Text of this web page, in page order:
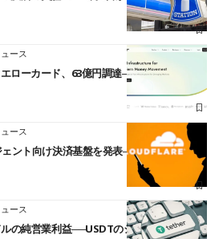
ース
ローカード、63億円調達──ソニーやスタン
ース
ント向け決済基盤を発表──まずハンドル名
ース
の純営業利益──USDTのシェアは60%を突